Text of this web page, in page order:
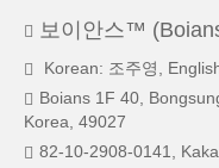
보이안스™
Korean: 조주영,
Boians 1F 40,
Korea, 49027
82-10-2908-0141,